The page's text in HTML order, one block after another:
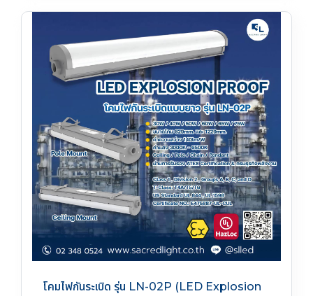
โคมไฟกันระเบิด รุ่น LN-02P (LED Explosion